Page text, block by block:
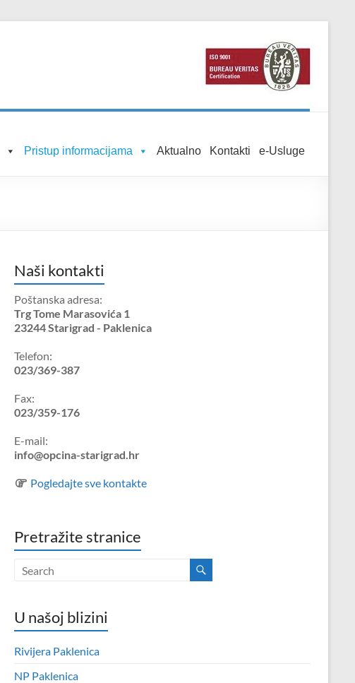
Pristup informacijama Aktualno Kontakti e-Usluge
Naši kontakti
Poštanska adresa:
Trg Tome Marasovića 1
23244 Starigrad - Paklenica
Telefon:
023/369-387
Fax:
023/359-176
E-mail:
info@opcina-starigrad.hr
Pogledajte sve kontakte
Pretražite stranice
U našoj blizini
Rivijera Paklenica
NP Paklenica